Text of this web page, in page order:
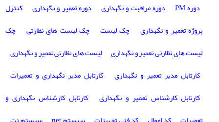
دوره PM
دوره مراقبت و نگهداری دوره تعمیر و نگهداری
کنترل
پروژه تعمیر و نگهداری
چک لیست چک لیست های نظارتی
چک
لیست های نظارتی تعمیر و نگهداری
لیست های نظارتی تعمیر و نگهداری
کارتابل مدیر تعمیر و نگهداری
کارتابل مدیر نگهداری و تعمیرات
کارتابل کارشناس تعمیر و نگهداری
کارتابل کارشناس نگهداری و